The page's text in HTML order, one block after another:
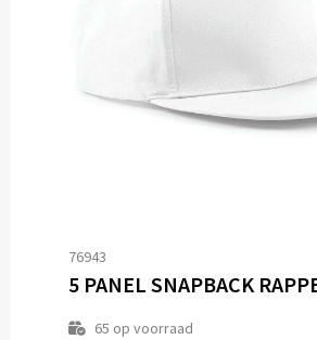
76943
5 PANEL SNAPBACK
65 op voorraad